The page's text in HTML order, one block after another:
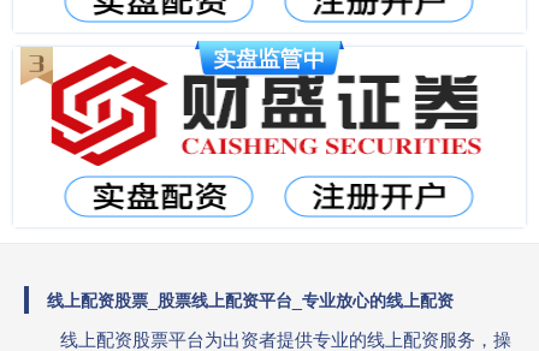
线上配资股票_股票线上配资平台_专业放心的线上配资
线上配资股票平台为出资者提供专业的线上配资服务，操